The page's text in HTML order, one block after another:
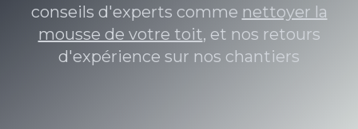
conseils d'experts comme nettoyer la
mousse de votre toit, et nos retours
d'expérience sur nos chantiers